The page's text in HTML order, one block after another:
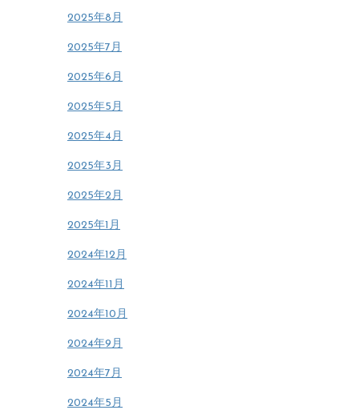
2025年8月
2025年7月
2025年6月
2025年5月
2025年4月
2025年3月
2025年2月
2025年1月
2024年12月
2024年11月
2024年10月
2024年9月
2024年7月
2024年5月